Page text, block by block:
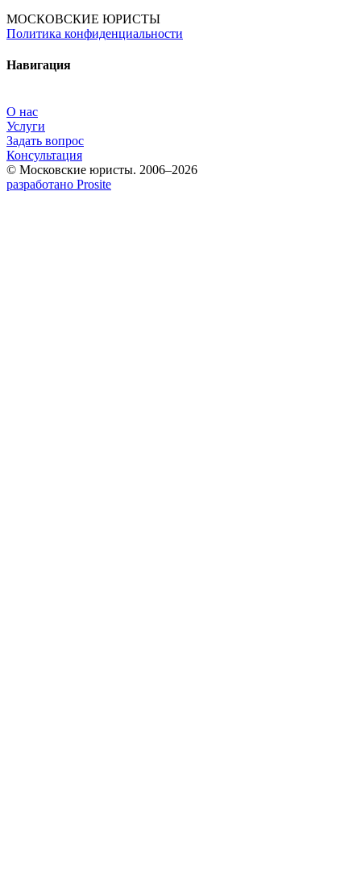
МОСКОВСКИЕ ЮРИСТЫ
Политика конфиденциальности
Навигация
О нас
Услуги
Задать вопрос
Консультация
© Московские юристы. 2006–2026
разработано Prosite